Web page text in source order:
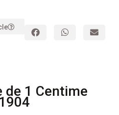
de 1 Centime